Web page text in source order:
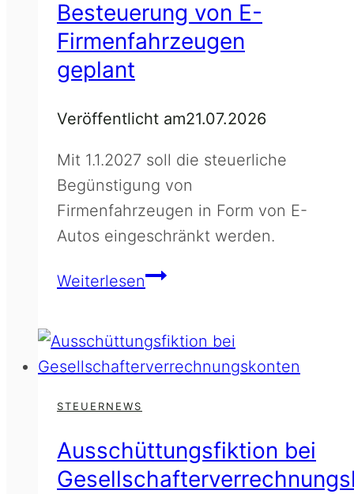
Besteuerung von E-
Firmenfahrzeugen
geplant
Veröffentlicht am21.07.2026
Mit 1.1.2027 soll die steuerliche
Begünstigung von
Firmenfahrzeugen in Form von E-
Autos eingeschränkt werden.
WeiterlesenErhöhte
von
E-
STEUERNEWS
Ausschüttungsfiktion bei